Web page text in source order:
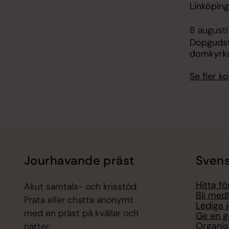
8 augusti
Se fler
Jourhavande präst
Akut samtals- och krisstöd.
Prata eller chatta anonymt
med en präst på kvällar och
Hitta
Bli
Lediga
Ge en